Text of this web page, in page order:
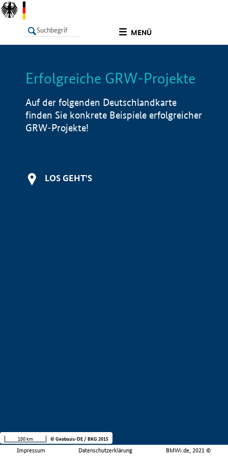
MENÜ
LISTE Info
Erfolgreiche GRW-Projekte
Auf der folgenden Deutschlandkarte
finden Sie konkrete Beispiele erfolgreicher
GRW-Projekte!
LOS GEHT'S
Impressum Datenschutzerklärung BMWi.de, 2021 ©
100 km © Geobasis-DE / BKG 2015